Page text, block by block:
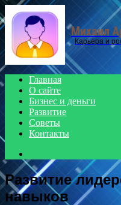
Михаил
Карьера и
Главная
О сайте
Бизнес и деньги
Развитие
Советы
Контакты
for
Развитие
навыков